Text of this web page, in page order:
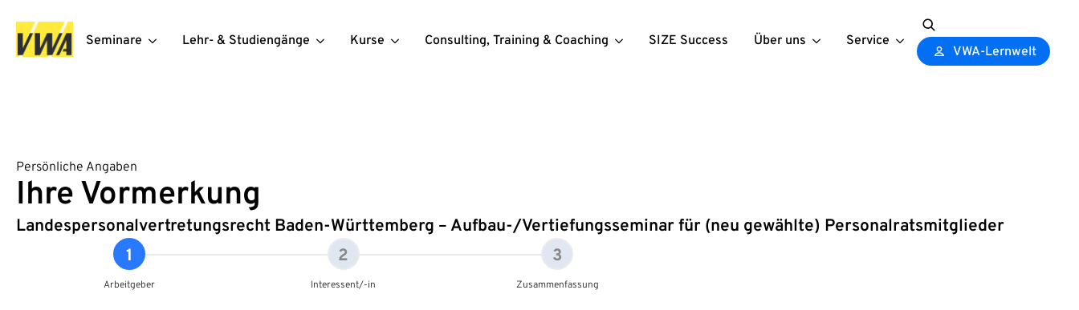
Seminare Lehr- & Studiengänge Kurse Consulting, Training & Coaching SIZE Success Über uns Service
Search
for:
VWA-Lernwelt
Persönliche Angaben
Ihre Vormerkung
Landespersonalvertretungsrecht Baden-Württemberg – Aufbau-/Vertiefungsseminar für (neu gewählte) Personalratsmitglieder
1
Arbeitgeber
2
Interessent/-in
3
Zusammenfassung